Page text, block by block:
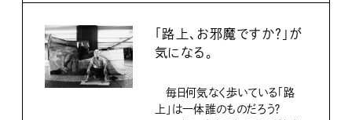
「路上、お邪魔ですか？」が
気になる。
毎日何気なく歩いている「路
上」は一体誰のものだろう？